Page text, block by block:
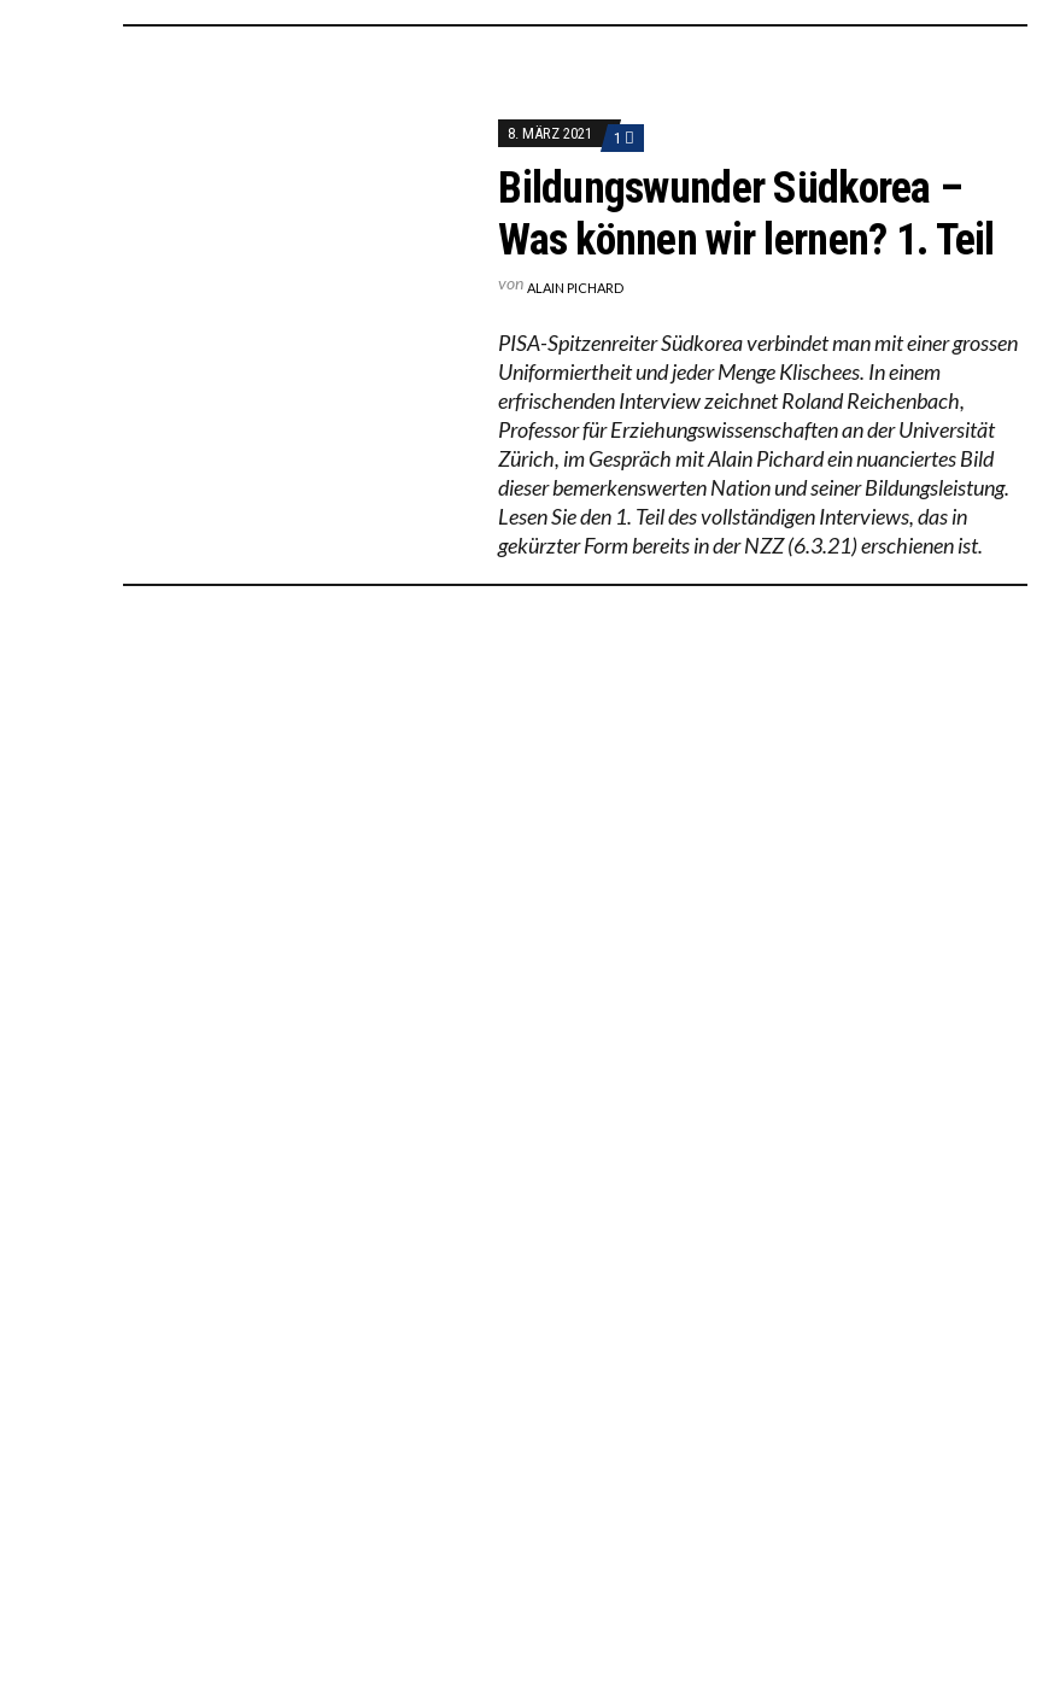
8. MÄRZ 2021 1
Bildungswunder Südkorea –
Was können wir lernen? 1. Teil
von ALAIN PICHARD
PISA-Spitzenreiter Südkorea verbindet man mit einer grossen
Uniformiertheit und jeder Menge Klischees. In einem
erfrischenden Interview zeichnet Roland Reichenbach,
Professor für Erziehungswissenschaften an der Universität
Zürich, im Gespräch mit Alain Pichard ein nuanciertes Bild
dieser bemerkenswerten Nation und seiner Bildungsleistung.
Lesen Sie den 1. Teil des vollständigen Interviews, das in
gekürzter Form bereits in der NZZ (6.3.21) erschienen ist.